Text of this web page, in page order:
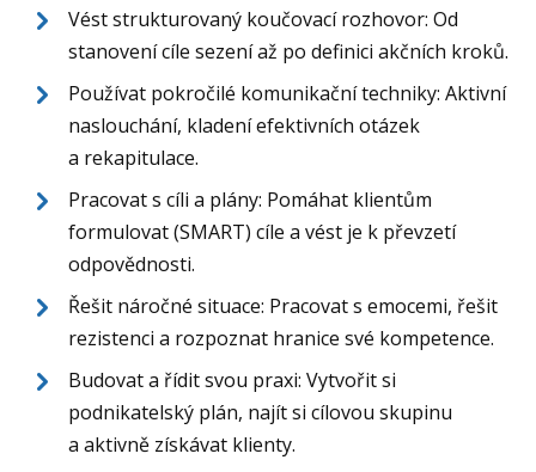
Vést strukturovaný koučovací rozhovor: Od
stanovení cíle sezení až po definici akčních kroků.
Používat pokročilé komunikační techniky: Aktivní
naslouchání, kladení efektivních otázek
a rekapitulace.
Pracovat s cíli a plány: Pomáhat klientům
formulovat (SMART) cíle a vést je k převzetí
odpovědnosti.
Řešit náročné situace: Pracovat s emocemi, řešit
rezistenci a rozpoznat hranice své kompetence.
Budovat a řídit svou praxi: Vytvořit si
podnikatelský plán, najít si cílovou skupinu
a aktivně získávat klienty.